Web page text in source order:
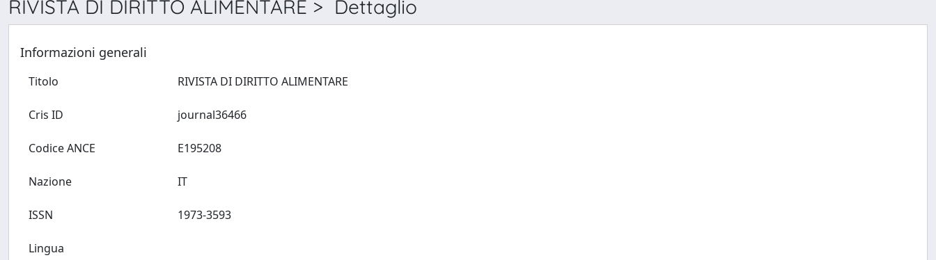
RIVISTA DI DIRITTO ALIMENTARE > Dettaglio
Informazioni generali
Titolo
Cris ID
Codice ANCE
Nazione
ISSN
Lingua